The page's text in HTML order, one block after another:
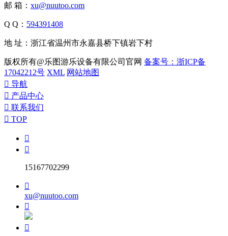
邮 箱： xu@nuutoo.com
Q Q： 594391408
地 址：浙江省温州市永嘉县桥下镇岩下村
版权所有@乐图游乐设备有限公司官网 备案号：浙ICP备
17042212号 XML 网站地图
 导航
 产品中心
 联系我们
 TOP


15167702299

xu@nuutoo.com

